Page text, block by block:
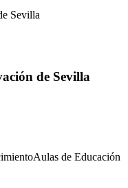
Sevilla
de Sevilla
Aulas de Educación